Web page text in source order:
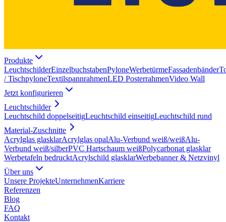
Produkte
LeuchtschilderEinzelbuchstabenPyloneWerbetürmeFassadenbänder
/ TischpyloneTextilspannrahmenLED PosterrahmenVideo Wall
Jetzt konfigurieren
Leuchtschilder
Leuchtschild doppelseitigLeuchtschild einseitigLeuchtschild rund
Material-Zuschnitte
Acrylglas glasklarAcrylglas opalAlu-Verbund weiß/weißAlu-
Verbund weiß/silberPVC Hartschaum weißPolycarbonat glasklar
Werbetafeln bedrucktAcrylschild glasklarWerbebanner & Netzvinyl
Über uns
Unsere ProjekteUnternehmenKarriere
Referenzen
Blog
FAQ
Kontakt